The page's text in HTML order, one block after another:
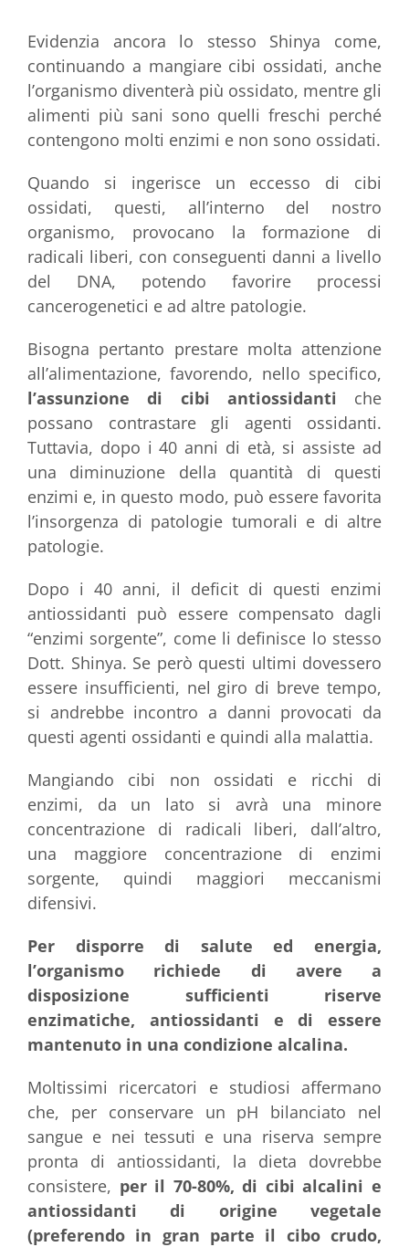
Evidenzia ancora lo stesso Shinya come,
continuando a mangiare cibi ossidati, anche
l’organismo diventerà più ossidato, mentre gli
alimenti più sani sono quelli freschi perché
contengono molti enzimi e non sono ossidati.
Quando si ingerisce un eccesso di cibi
ossidati, questi, all’interno del nostro
organismo, provocano la formazione di
radicali liberi, con conseguenti danni a livello
del DNA, potendo favorire processi
cancerogenetici e ad altre patologie.
Bisogna pertanto prestare molta attenzione
all’alimentazione, favorendo, nello specifico,
l’assunzione di cibi antiossidanti che
possano contrastare gli agenti ossidanti.
Tuttavia, dopo i 40 anni di età, si assiste ad
una diminuzione della quantità di questi
enzimi e, in questo modo, può essere favorita
l’insorgenza di patologie tumorali e di altre
patologie.
Dopo i 40 anni, il deficit di questi enzimi
antiossidanti può essere compensato dagli
“enzimi sorgente”, come li definisce lo stesso
Dott. Shinya. Se però questi ultimi dovessero
essere insufficienti, nel giro di breve tempo,
si andrebbe incontro a danni provocati da
questi agenti ossidanti e quindi alla malattia.
Mangiando cibi non ossidati e ricchi di
enzimi, da un lato si avrà una minore
concentrazione di radicali liberi, dall’altro,
una maggiore concentrazione di enzimi
sorgente, quindi maggiori meccanismi
difensivi.
Per disporre di salute ed energia,
l’organismo richiede di avere a
disposizione sufficienti riserve
enzimatiche, antiossidanti e di essere
mantenuto in una condizione alcalina.
Moltissimi ricercatori e studiosi affermano
che, per conservare un pH bilanciato nel
sangue e nei tessuti e una riserva sempre
pronta di antiossidanti, la dieta dovrebbe
consistere, per il 70-80%, di cibi alcalini e
antiossidanti di origine vegetale
(preferendo in gran parte il cibo crudo,